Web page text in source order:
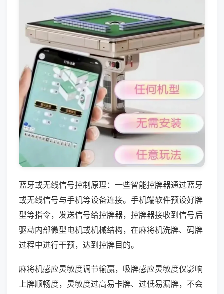
蓝牙或无线信号控制原理：一些智能控牌器通过蓝牙
或无线信号与手机等设备连接。手机端软件预设好牌
型等指令，发送信号给控牌器，控牌器接收到信号后
驱动内部微型电机或机械结构，在麻将机洗牌、码牌
过程中进行干预，达到控牌目的。
麻将机感应灵敏度调节输赢，吸牌感应灵敏度仅影响
上牌顺畅度，灵敏度过高易卡牌、过低易漏牌，不会